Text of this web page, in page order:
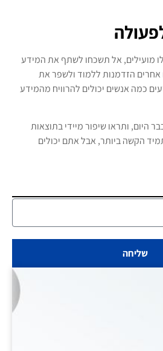
שליחה
מועילים, אל תשכחו לשתף את המידע
אחרים הזדמנות ללמוד ולשפר את
כמה אנשים יכולים להרוויח מהמידע
היום, ותראו שיפור מיידי בתוצאות
הקשה ביותר, אבל אתם יכולים